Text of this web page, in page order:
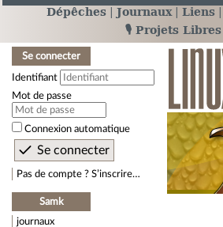
Dépêches Journaux Liens
🎙️ Projets Libres
Se connecter
Identifiant
Mot de passe
Connexion automatique
Pas de compte ? S’inscrire…
Samk
journaux